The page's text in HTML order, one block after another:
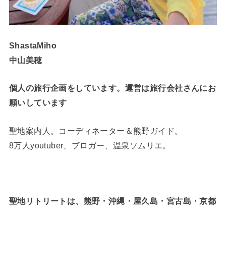
ShastaMiho
中山美穂
個人の旅行企画をしています。運営は旅行会社さんにお
願いしています
聖地案内人。コーディネーター＆熊野ガイド。
8万人youtuber、ブロガー、温泉ソムリエ。
聖地リトリートは、熊野・沖縄・屋久島・宮古島・京都